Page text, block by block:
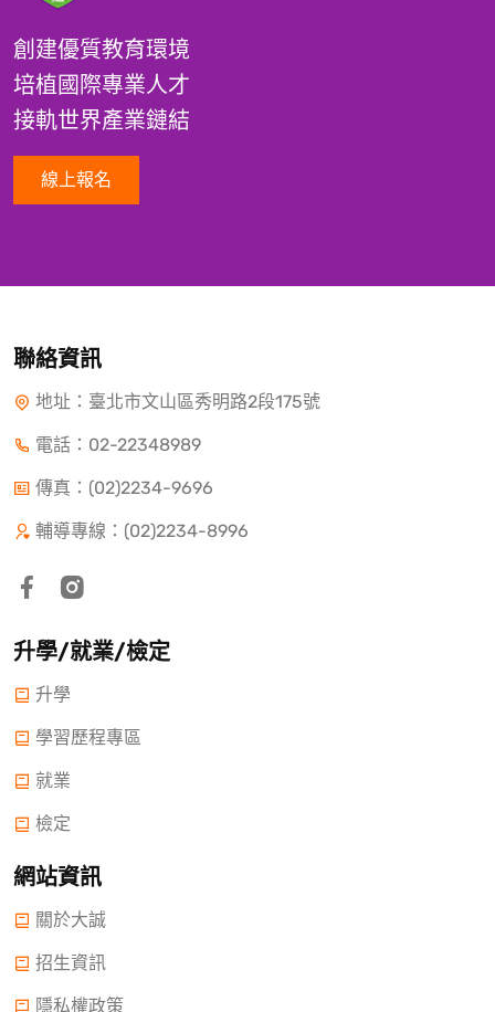
創建優質教育環境
培植國際專業人才
接軌世界產業鏈結
線上報名
聯絡資訊
地址：臺北市文山區秀明路2段175號
電話： 02-22348989
傳真：(02)2234-9696
輔導專線：(02)2234-8996
升學/就業/檢定
升學
學習歷程專區
就業
檢定
網站資訊
關於大誠
招生資訊
隱私權政策